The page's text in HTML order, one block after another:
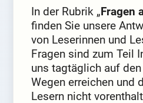
In der Rubrik „Fragen
finden Sie unsere
von Leserinnen und
Fragen sind zum Teil
uns tagtäglich auf
Wegen erreichen und
Lesern nicht